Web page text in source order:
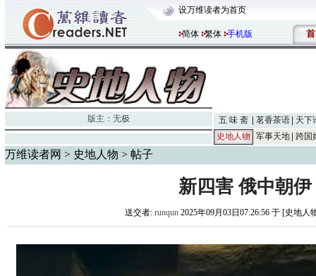
设万维读者为首页
简体 繁体 手机版 首
版主： 无极 五 味 斋 茗香茶语
天下
史地人物
军事天地 跨国
万维读者网 > 史地人物 > 帖子
新四害 俄中朝伊
送交者: runqun2025年09月03日07:26:56 于 [史地人